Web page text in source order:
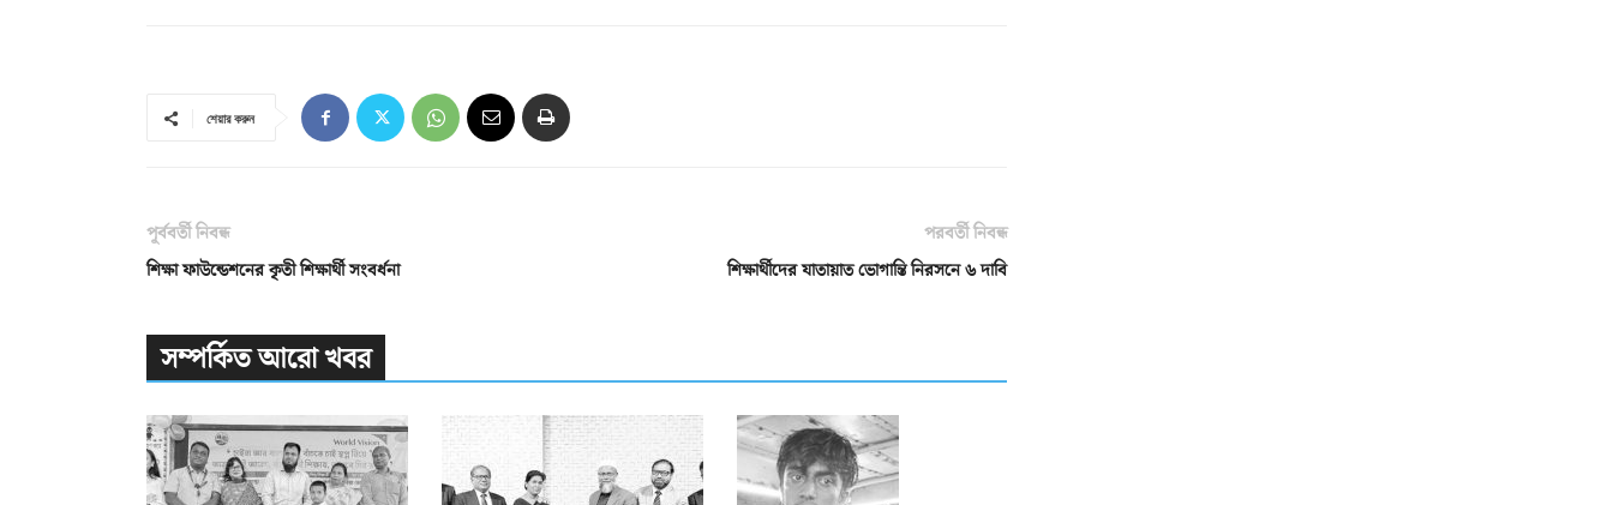
শেয়ার করুন
পূর্ববর্তী নিবন্ধ
শিক্ষা ফাউন্ডেশনের কৃতী শিক্ষার্থী সংবর্ধনা
পরবর্তী নিবন্ধ
শিক্ষার্থীদের যাতায়াত ভোগান্তি নিরসনে ৬ দাবি
সম্পর্কিত আরো খবর